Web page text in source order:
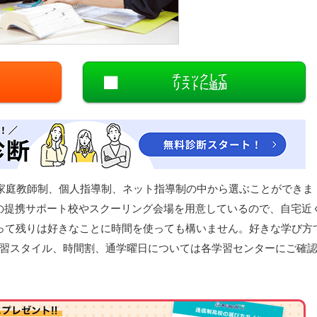
閉じる
チェックして
リストに追加
教師制、個人指導制、ネット指導制の中から選ぶことができま
携サポート校やスクーリング会場を用意しているので、自宅近
残りは好きなことに時間を使っても構いません。好きな学び方
スタイル、時間割、通学曜日については各学習センターにご確認